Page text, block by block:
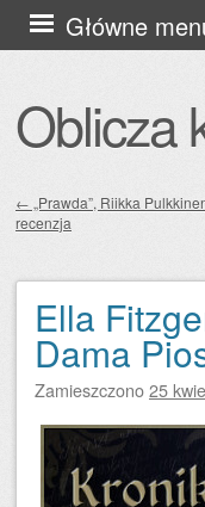
Oblicza
Główne
Przejdź
do
Zobacz wpisy
← „Prawda”, Riikka
recenzja
Ella
Dama
Zamieszczono25